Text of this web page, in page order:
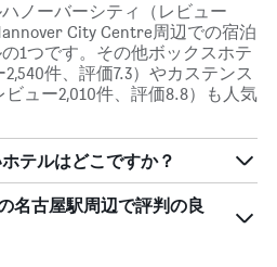
ノーバーシティ（レビュー
City Centre周辺での宿泊
1つです。その他ボックスホテ
件、評価7.3）やカステンス
ュー2,010件、評価8.8）も人気
テルはどこですか？
古屋駅周辺で評判の良